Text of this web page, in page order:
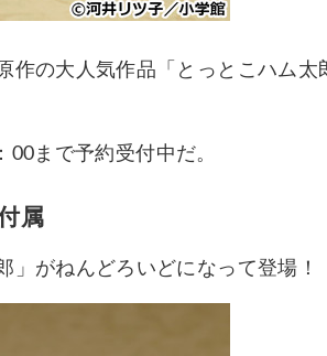
作の大人気作品「とっとこハム太
まで予約受付中だ。
属
がねんどろいどになって登場！